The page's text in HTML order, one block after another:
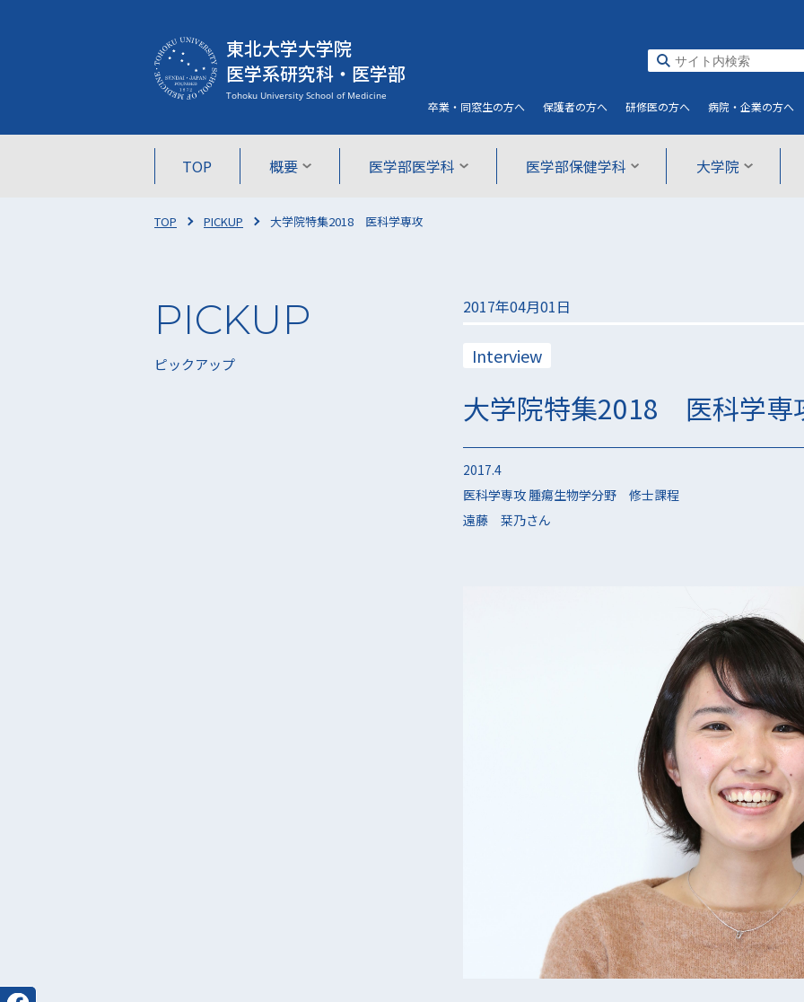
東北大学大学院
医学系研究科・医学部
TOP 概要 医学部医学科 医学部保健学科 大学院
卒業・同窓生の方へ 保護者の方へ 研修医の方へ 病院・企業の方へ
TOP PICKUP 大学院特集2018 医科学専攻
ピックアップ
2017年04月01日
Interview
大学院特集2018 医科学専
2017.4
医科学専攻 腫瘍生物学分野 修士課程
遠藤 栞乃さん